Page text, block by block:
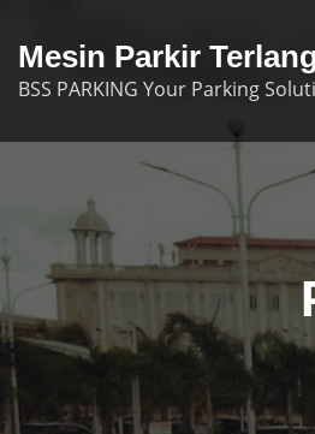
content
Mesin Parkir
BSS PARKING Your Parking